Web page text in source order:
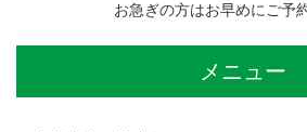
お急ぎの方はお早めにご予
メニュー